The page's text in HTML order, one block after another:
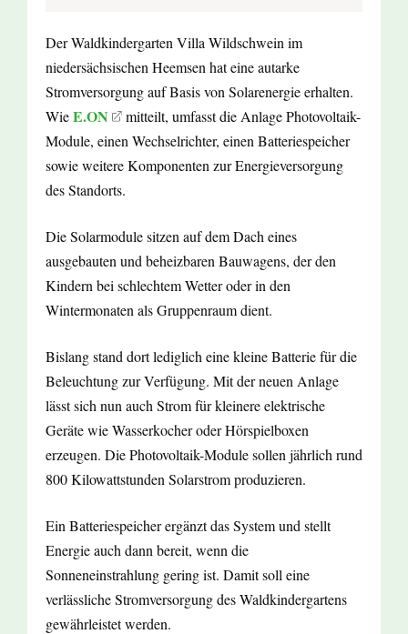
Der Waldkindergarten Villa Wildschwein im
niedersächsischen Heemsen hat eine autarke
Stromversorgung auf Basis von Solarenergie erhalten.
WieE.ON
mitteilt, umfasst die Anlage Photovoltaik-
Module, einen Wechselrichter, einen Batteriespeicher
sowie weitere Komponenten zur Energieversorgung
des Standorts.
Die Solarmodule sitzen auf dem Dach eines
ausgebauten und beheizbaren Bauwagens, der den
Kindern bei schlechtem Wetter oder in den
Wintermonaten als Gruppenraum dient.
Bislang stand dort lediglich eine kleine Batterie für die
Beleuchtung zur Verfügung. Mit der neuen Anlage
lässt sich nun auch Strom für kleinere elektrische
Geräte wie Wasserkocher oder Hörspielboxen
erzeugen. Die Photovoltaik-Module sollen jährlich rund
800 Kilowattstunden Solarstrom produzieren.
Ein Batteriespeicher ergänzt das System und stellt
Energie auch dann bereit, wenn die
Sonneneinstrahlung gering ist. Damit soll eine
verlässliche Stromversorgung des Waldkindergartens
gewährleistet werden.